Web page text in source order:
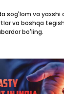
sog'lom va yaxshi
va boshqa
bo'ling.